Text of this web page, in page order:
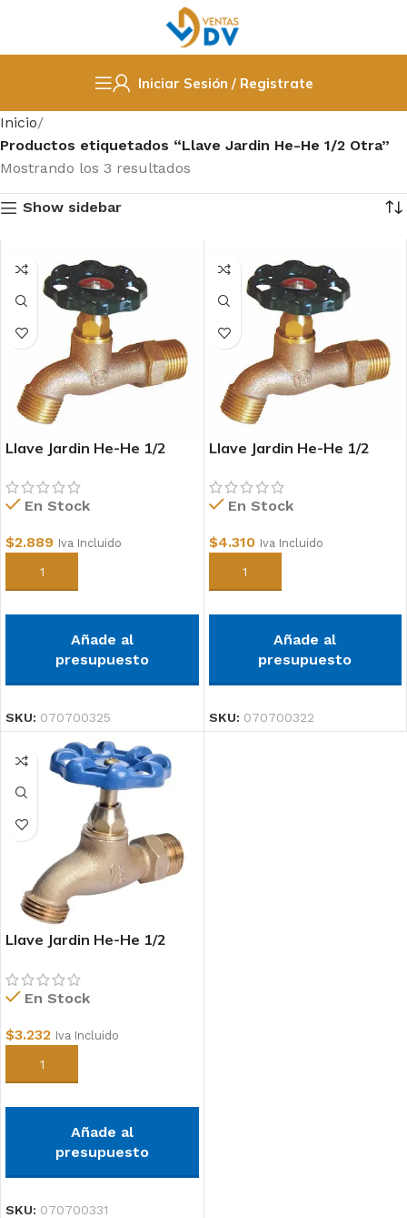
Iniciar Sesión / Registrate
Inicio
Productos etiquetados “Llave Jardin He-He 1/2 Otra”
Mostrando los 3 resultados
Show sidebar
Llave Jardin He-He 1/2
En Stock
$2.889 Iva Incluido
Añadir al carrito
Añade al
presupuesto
SKU: 070700325
Llave Jardin He-He 1/2
En Stock
$4.310 Iva Incluido
Añadir al carrito
Añade al
presupuesto
SKU: 070700322
Llave Jardin He-He 1/2
En Stock
$3.232 Iva Incluido
Añadir al carrito
Añade al
presupuesto
SKU: 070700331